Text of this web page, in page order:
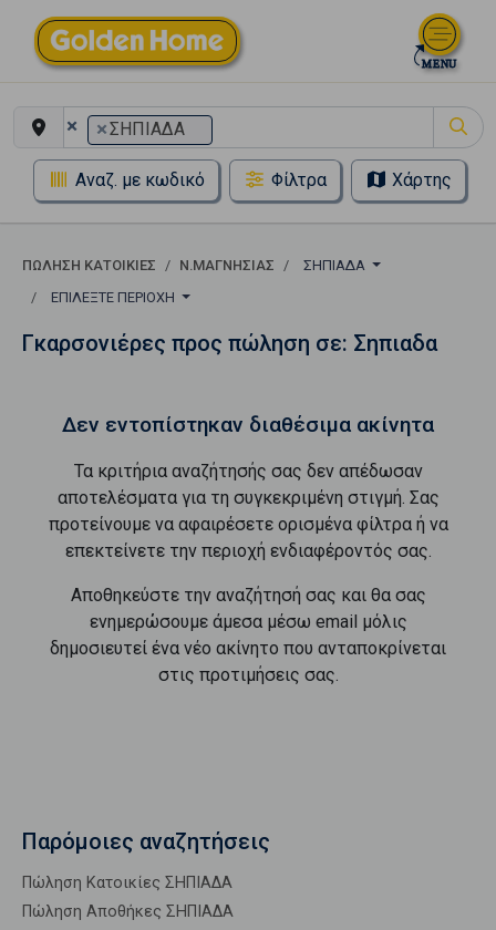
× ×ΣΗΠΙΑΔΑ
Αναζ. με κωδικό Φίλτρα Χάρτης
ΠΏΛΗΣΗ ΚΑΤΟΙΚΊΕΣ Ν.ΜΑΓΝΗΣΙΑΣ
ΣΗΠΙΑΔΑ
ΕΠΙΛΈΞΤΕ ΠΕΡΙΟΧΉ
Γκαρσονιέρες προς πώληση σε: Σηπιαδα
Δεν εντοπίστηκαν διαθέσιμα ακίνητα
Τα κριτήρια αναζήτησής σας δεν απέδωσαν
αποτελέσματα για τη συγκεκριμένη στιγμή. Σας
προτείνουμε να αφαιρέσετε ορισμένα φίλτρα ή να
επεκτείνετε την περιοχή ενδιαφέροντός σας.
Αποθηκεύστε την αναζήτησή σας και θα σας
ενημερώσουμε άμεσα μέσω email μόλις
δημοσιευτεί ένα νέο ακίνητο που ανταποκρίνεται
στις προτιμήσεις σας.
Παρόμοιες αναζητήσεις
Πώληση Κατοικίες ΣΗΠΙΑΔΑ
Πώληση Αποθήκες ΣΗΠΙΑΔΑ